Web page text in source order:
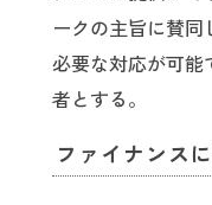
ークの主旨に賛同
必要な対応が可能
者とする。
ファイナンス